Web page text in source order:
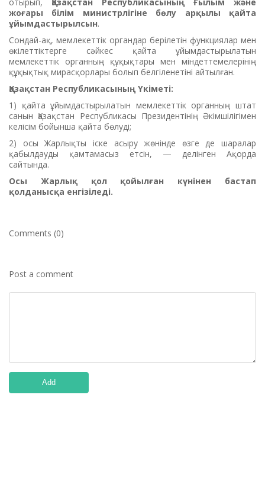
жоғары білім министрлігіне бөлу арқылы қайта
ұйымдастырылсын.
Сондай-ақ, мемлекеттік органдар берілетін функциялар мен
өкілеттіктерге сәйкес қайта ұйымдастырылатын
мемлекеттік органның құқықтары мен міндеттемелерінің
құқықтық мирасқорлары болып белгіленетіні айтылған.
Қазақстан Республикасының Үкіметі:
1) қайта ұйымдастырылатын мемлекеттік органның штат
санын Қазақстан Республикасы Президентінің Әкімшілігімен
келісім бойынша қайта бөлуді;
2) осы Жарлықты іске асыру жөнінде өзге де шаралар
қабылдауды қамтамасыз етсін, — делінген Ақорда
сайтында.
Осы Жарлық қол қойылған күнінен бастап
қолданысқа енгізіледі.
Comments (0)
Post a comment
Add